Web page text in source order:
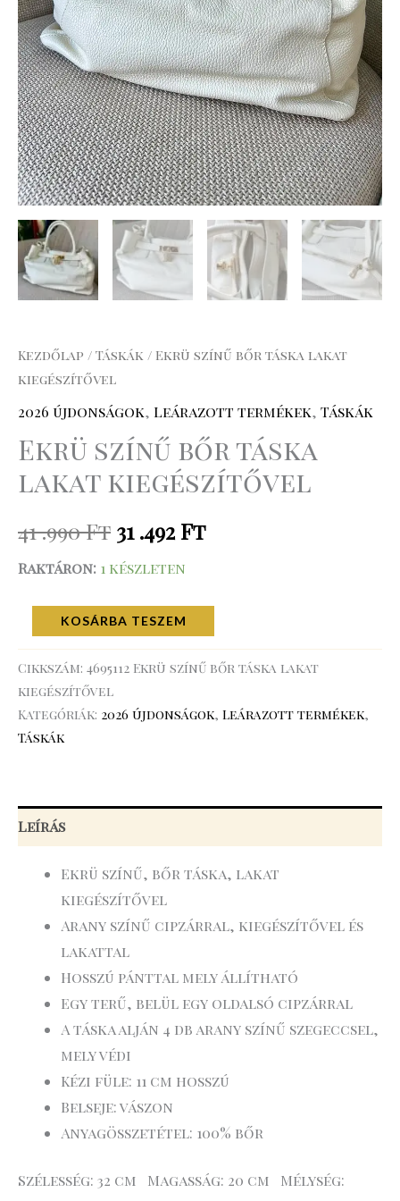
Kezdőlap / Táskák / Ekrü színű bőr táska lakat
kiegészítővel
2026 újdonságok, Leárazott termékek, Táskák
Ekrü színű bőr táska
lakat kiegészítővel
41 .990Ft 31 .492 Ft
Raktáron: 1 készleten
KOSÁRBA TESZEM
Cikkszám: 4695112 Ekrü színű bőr táska lakat
kiegészítővel
Kategóriák: 2026 újdonságok, Leárazott termékek,
Táskák
Leírás
Ekrü színű, bőr táska, lakat
kiegészítővel
Arany színű cipzárral, kiegészítővel és
lakattal
Hosszú pánttal mely állítható
Egy terű, belül egy oldalsó cipzárral
A táska alján 4 db arany színű szegeccsel,
mely védi
Kézi füle: 11 cm hosszú
Belseje: vászon
Anyagösszetétel: 100% bőr
Szélesség: 32 cm Magasság: 20 cm Mélység: